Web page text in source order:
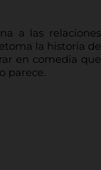
a las relaciones
la historia de
en comedia que
parece.